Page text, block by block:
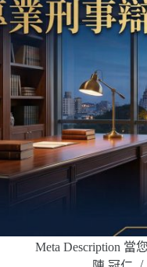
Meta Description